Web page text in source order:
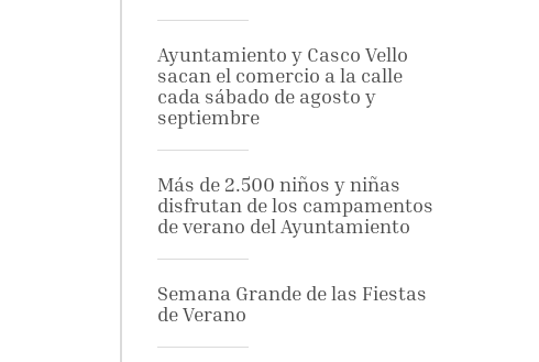
Ayuntamiento y Casco Vello
sacan el comercio a la calle
cada sábado de agosto y
septiembre
Más de 2.500 niños y niñas
disfrutan de los campamentos
de verano del Ayuntamiento
Semana Grande de las Fiestas
de Verano